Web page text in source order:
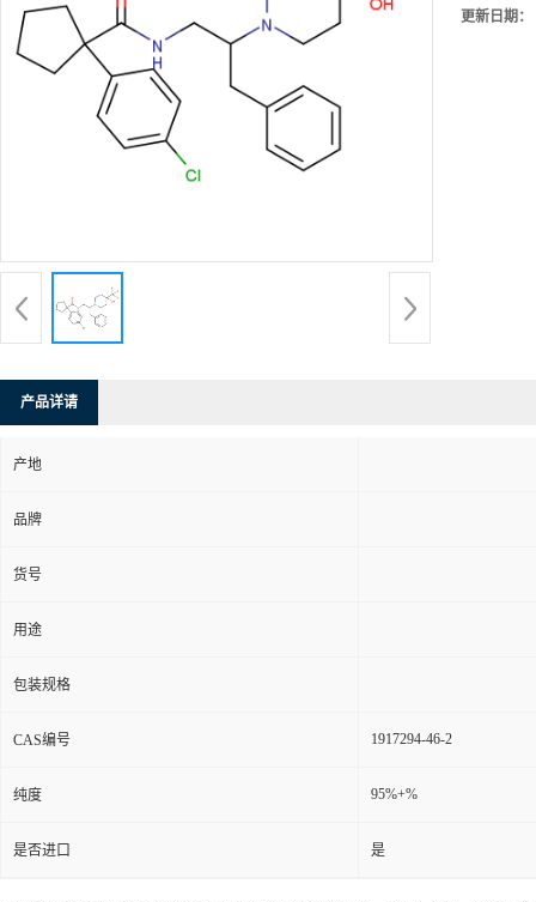
更新日期：
产品详请
产地
品牌
货号
用途
包装规格
CAS编号 1917294-46-2
纯度 95%+%
是否进口 是